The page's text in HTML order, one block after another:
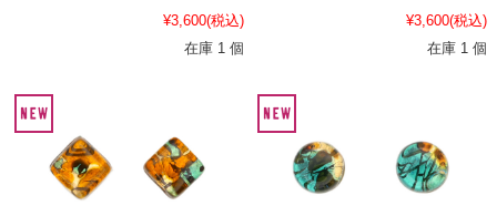
¥3,600(税込)
在庫 1 個
¥3,600(税込)
在庫 1 個